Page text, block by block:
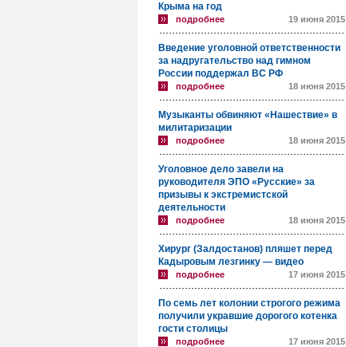
Крыма на год
подробнее 19 июня 2015
Введение уголовной ответственности
за надругательство над гимном
России поддержал ВС РФ
подробнее 18 июня 2015
Музыканты обвиняют «Нашествие» в
милитаризации
подробнее 18 июня 2015
Уголовное дело завели на
руководителя ЭПО «Русские» за
призывы к экстремистской
деятельности
подробнее 18 июня 2015
Хирург (Залдостанов) пляшет перед
Кадыровым лезгинку — видео
подробнее 17 июня 2015
По семь лет колонии строгого режима
получили укравшие дорогого котенка
гости столицы
подробнее 17 июня 2015